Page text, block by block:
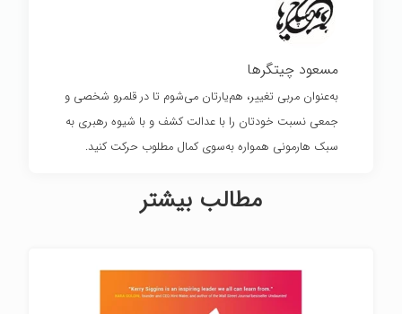
مسعود چیتگرها
به‌عنوان مربی تغییر، هم‌یارتان می‌شوم تا در قلمرو شخصی و
جمعی نسبت خودتان را با عدالت کشف و با شیوه رهبری به
سبک هارمونی همواره به‌سوی کمال مطلوب حرکت کنید.
مطالب بیشتر